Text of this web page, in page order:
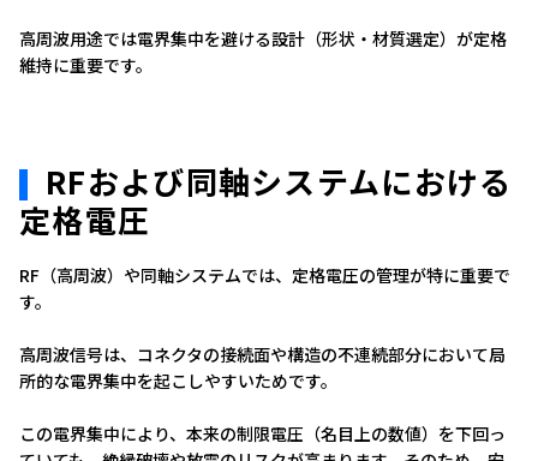
高周波用途では電界集中を避ける設計（形状・材質選定）が定格
維持に重要です。
RFおよび同軸システムにおける
定格電圧
RF（高周波）や同軸システムでは、定格電圧の管理が特に重要で
す。
高周波信号は、コネクタの接続面や構造の不連続部分において局
所的な電界集中を起こしやすいためです。
この電界集中により、本来の制限電圧（名目上の数値）を下回っ